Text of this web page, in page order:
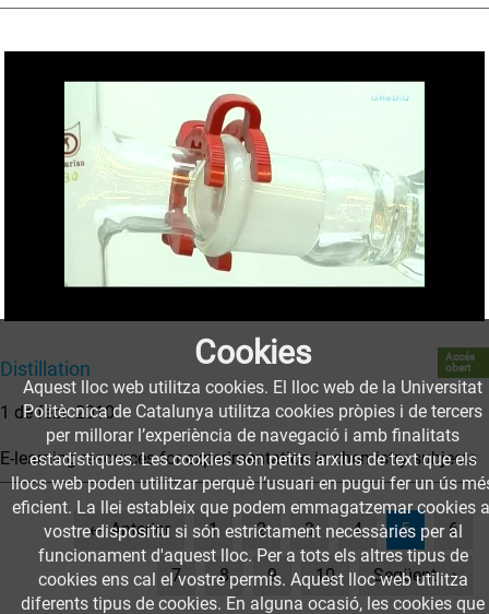
Distillation
Accés
obert
1 de febr. 2010
E-learning resources for experimentation in chemistry subjects
← Anterior 1 2 3 4 5(current)
6
7 8 9 10 Següent →
Cookies
Aquest lloc web utilitza cookies. El lloc web de la Universitat
Politècnica de Catalunya utilitza cookies pròpies i de tercers
per millorar l’experiència de navegació i amb finalitats
estadístiques. Les cookies són petits arxius de text que els
llocs web poden utilitzar perquè l’usuari en pugui fer un ús
eficient. La llei estableix que podem emmagatzemar cookies
vostre dispositiu si són estrictament necessàries per al
funcionament d'aquest lloc. Per a tots els altres tipus de
cookies ens cal el vostre permís. Aquest lloc web utilitza
diferents tipus de cookies. En alguna ocasió, les cookies que